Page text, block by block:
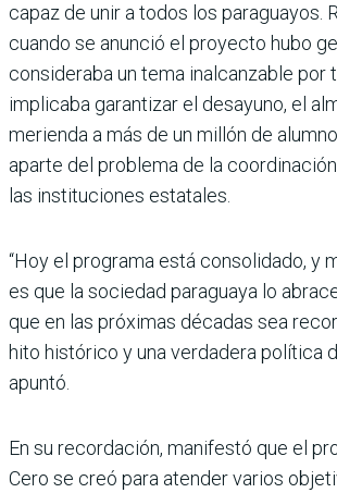
capaz de unir a todos los paraguayos.
cuando se anunció el proyecto hubo
consideraba un tema inal­canzable por
implicaba garantizar el desayuno, el
merienda a más de un millón de
aparte del pro­blema de la
las instituciones estatales.
“Hoy el programa está consolidado, y
es que la sociedad paraguaya lo
que en las próximas décadas sea
hito histórico y una verdadera política
apuntó.
En su recordación, manifestó que el
Cero se creó para aten­der varios